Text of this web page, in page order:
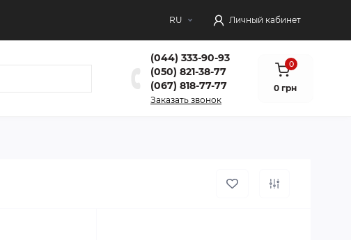
RU Личный кабинет
(044) 333-90-93
(050) 821-38-77
(067) 818-77-77
Заказать звонок
0
0 грн